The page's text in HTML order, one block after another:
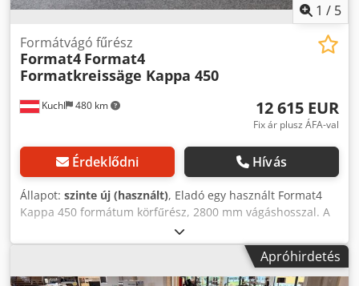
1 / 5
Kuchl 480 km
Formátvágó fűrész
Format4 Format4
Formatkreissäge Kappa 450
12 615 EUR
Fix ár plusz ÁFA-val
Érdeklődni Hívás
Állapot: szinte új (használt), Eladó egy használt Format4
Kappa 450 formátum körfűrész, 2800 mm vágáshosszal. A
gép bemutatótermi kiállítógépünk, ezért újszerű
állapotban van. Műszaki adatok: - Vágáshossz: 2800 mm -
Vágásszélesség: 800 mm - Vágásmagasság: 155 mm -
Maximális fűrészlap Ø: 450 mm - Elektromosan emelhető
Apróhirdetés